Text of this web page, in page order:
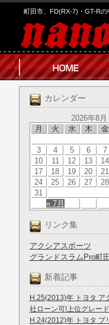
町田市、FD(RX-7)・GT-Rの
カレンダー
2026年8月
月
火 水 木 金
« 7月
3
4 5 6 7
10
11 12 13 14
17
18 19 20 21
24
25 26 27 28
31
リンク集
アクシアスポーツ
グランドスラムPro町田
新着記事
H.25(2013)年 トヨタ ア
社ローン可!上位グレー
H.24(2012)年 トヨタ プ